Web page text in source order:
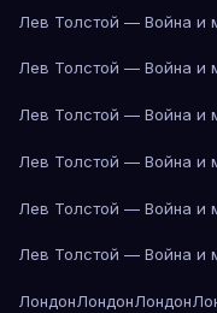
Лев Толстой — Война и
Лев Толстой — Война и
Лев Толстой — Война и
Лев Толстой — Война и
Лев Толстой — Война и
Лев Толстой — Война и
ЛондонЛондонЛондон